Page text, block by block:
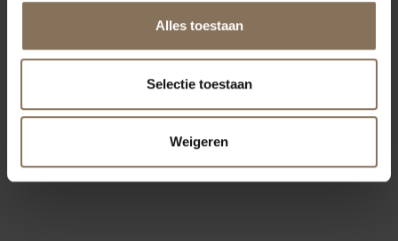
Alles toestaan
Selectie toestaan
Weigeren